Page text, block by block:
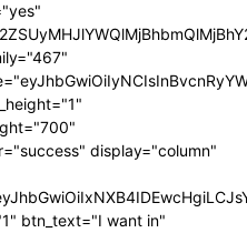
display="column"
btn_text="I want in"